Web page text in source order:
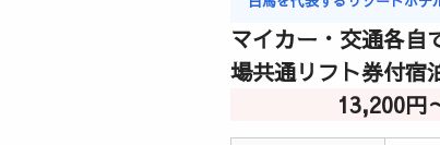
マイカー・交通各自
場共通リフト券付宿
13,200円